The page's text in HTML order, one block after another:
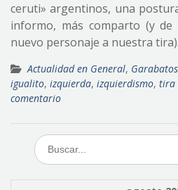
ceruti» argentinos, una
informo, más comparto (y
nuevo personaje a nuestra tira).
Actualidad en General, Garabatos
igualito, izquierda, izquierdismo, tira
comentario
Buscar: